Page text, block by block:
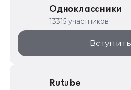
Одноклассники
13315 участников
Вступить
Rutube